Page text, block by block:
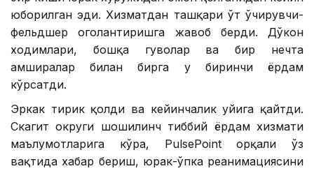
юборилган эди. Хизматдан ташқари ўт ўчирувчи-
фельдшер огоҳлантиришга жавоб берди. Дўкон
ходимлари, бошқа гувоҳлар ва бир нечта
ҳамширалар билан бирга у биринчи ёрдам
кўрсатди.
Эркак тирик қолди ва кейинчалик уйига қайтди.
Скагит округи шошилинч тиббий ёрдам хизмати
маълумотларига кўра, PulsePoint орқали ўз
вақтида хабар бериш, юрак-ўпка реанимациясини